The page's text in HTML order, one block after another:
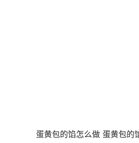
蛋黄包的馅怎么做 蛋黄包的